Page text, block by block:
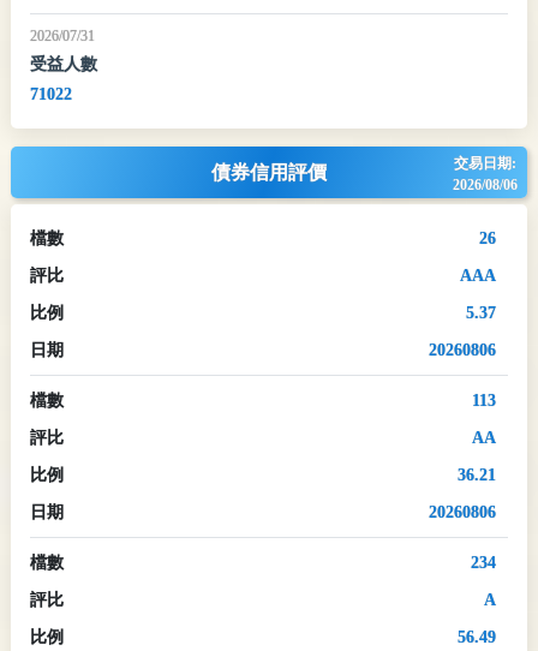
2026/07/31
受益人數
71022
債券信用評價
交易日期:
2026/08/06
檔數 26
評比 AAA
比例 5.37
日期 20260806
檔數 113
評比 AA
比例 36.21
日期 20260806
檔數 234
評比 A
比例 56.49